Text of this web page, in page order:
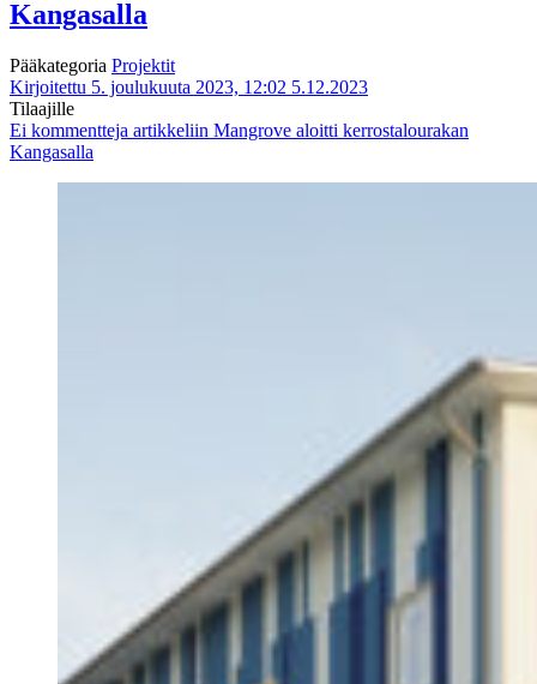
Kangasalla
Pääkategoria Projektit
Kirjoitettu 5. joulukuuta 2023, 12:02 5.12.2023
Tilaajille
Ei kommentteja artikkeliin Mangrove aloitti kerrostalourakan
Kangasalla